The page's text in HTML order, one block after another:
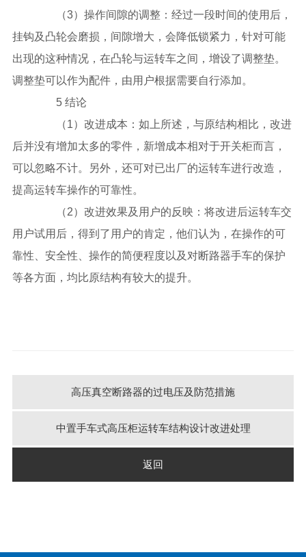
（3）操作间隙的调整：经过一段时间的使用后，
挂钩及凸轮会磨损，间隙增大，会降低锁紧力，针对可能
出现的这种情况，在凸轮与运转车之间，增设了调整垫。
调整垫可以作为配件，由用户根据需要自行添加。
5 结论
（1）改进成本：如上所述，与原结构相比，改进
后并没有增加太多的零件，新增成本相对于开关柜而言，
可以忽略不计。另外，还可对已出厂的运转车进行改造，
提高运转车操作的可靠性。
（2）改进效果及用户的反映：将改进后运转车交
用户试用后，得到了用户的肯定，他们认为，在操作的可
靠性、安全性、操作的简便程度以及对断路器手车的保护
等各方面，均比原结构有较大的提升。
高压真空断路器的过电压及防范措施
中置手车式高压柜运转车结构设计改进处理
返回